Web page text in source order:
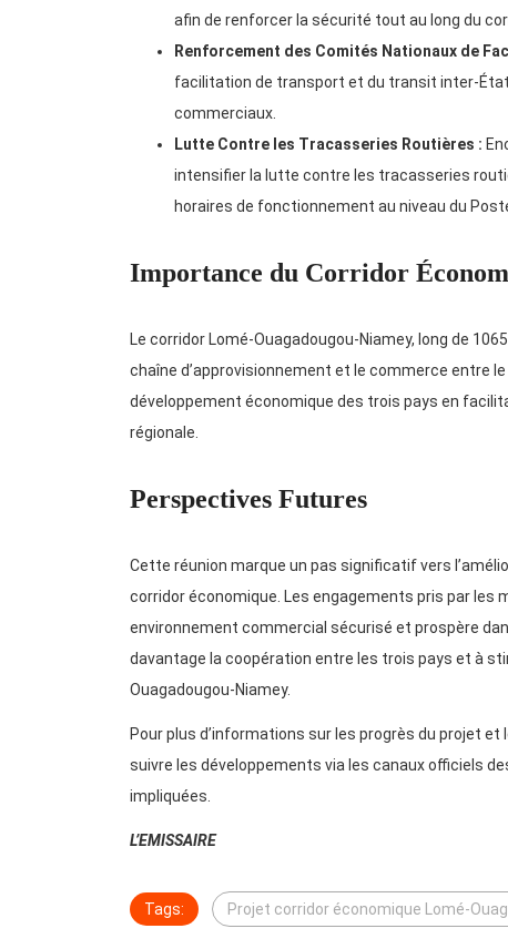
afin de renforcer la sécurité tout au long du
Renforcement des Comités Nationaux de
facilitation de transport et du transit inter-
commerciaux.
Lutte Contre les Tracasseries Routières :
intensifier la lutte contre les tracasseries
horaires de fonctionnement au niveau du
Importance du Corridor
Le corridor Lomé-Ouagadougou-Niamey, long de
chaîne d’approvisionnement et le commerce entre le
développement économique des trois pays en
régionale.
Perspectives Futures
Cette réunion marque un pas significatif vers
corridor économique. Les engagements pris par
environnement commercial sécurisé et prospère
davantage la coopération entre les trois pays et à
Ouagadougou-Niamey.
Pour plus d’informations sur les progrès du projet
suivre les développements via les canaux officiels
impliquées.
L’EMISSAIRE
Tags: Projet corridor économique Lomé-